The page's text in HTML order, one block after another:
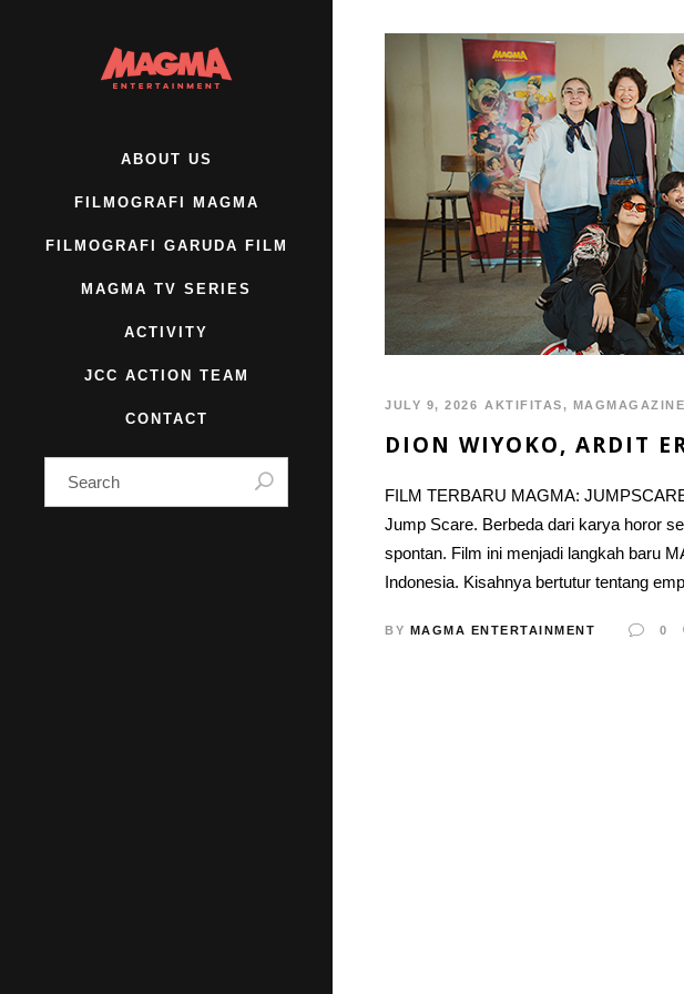
ABOUT US
FILMOGRAFI MAGMA
FILMOGRAFI GARUDA FILM
MAGMA TV SERIES
ACTIVITY
JCC ACTION TEAM
CONTACT
JULY 9, 2026 AKTIFITAS, MAGMAGAZINE
DION WIYOKO, ARDIT
FILM TERBARU MAGMA:
Jump Scare. Berbeda dari karya horor
spontan. Film ini menjadi langkah baru
Indonesia. Kisahnya bertutur tentang
BY MAGMA ENTERTAINMENT 0